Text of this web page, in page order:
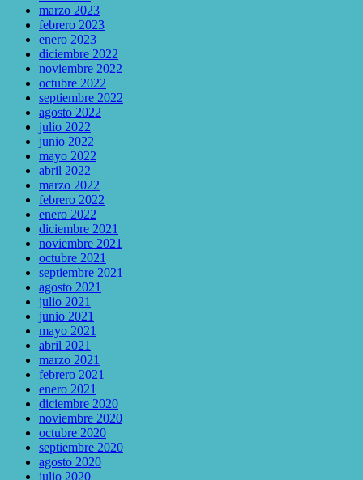
marzo 2023
febrero 2023
enero 2023
diciembre 2022
noviembre 2022
octubre 2022
septiembre 2022
agosto 2022
julio 2022
junio 2022
mayo 2022
abril 2022
marzo 2022
febrero 2022
enero 2022
diciembre 2021
noviembre 2021
octubre 2021
septiembre 2021
agosto 2021
julio 2021
junio 2021
mayo 2021
abril 2021
marzo 2021
febrero 2021
enero 2021
diciembre 2020
noviembre 2020
octubre 2020
septiembre 2020
agosto 2020
julio 2020